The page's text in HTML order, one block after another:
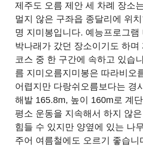
제주도 오름 제안 세 차례 장소
멀지 않은 구좌읍 종달리에 위
명 지미봉입니다. 예능프로그램
박나래가 갔던 장소이기도 하며
코스 중 한 구간에 속하고 있습
름 지미오름지미봉은 따라비오
어렵지만 다랑쉬오름보다는 경
해발 165.8m, 높이 160m로 계
평소 운동을 지속해서 하지 않
힘들 수 있지만 양옆에 있는 나
주어 여름철에도 오르기 좋습니